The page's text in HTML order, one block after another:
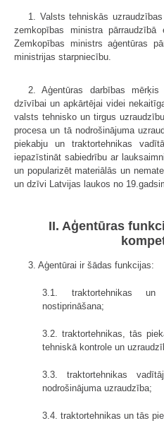
1. Valsts tehniskās
zemkopības ministra pārraudzībā
Zemkopības ministrs aģentūras
ministrijas starpniecību.
2. Aģentūras darbības
dzīvībai un apkārtējai videi
valsts tehnisko un tirgus
procesa un tā nodrošinājuma
piekabju un traktortehnikas
iepazīstināt sabiedrību ar
un popularizēt materiālās un
un dzīvi Latvijas laukos no
II. Aģentūras
3. Aģentūrai ir šādas funkcijas:
3.1. traktortehnikas un
nostiprināšana;
3.2. traktortehnikas, tās
tehniskā kontrole un
3.3. traktortehnikas
nodrošinājuma uzraudzība;
3.4. traktortehnikas un tās